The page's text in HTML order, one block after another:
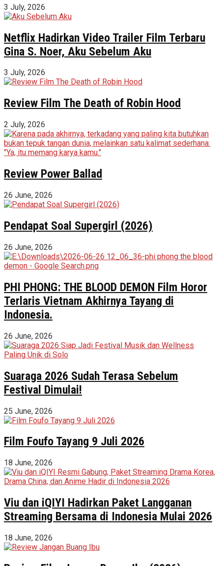
3 July, 2026
Netflix Hadirkan Video Trailer Film Terbaru
Gina S. Noer, Aku Sebelum Aku
3 July, 2026
Review Film The Death of Robin Hood
2 July, 2026
Review Power Ballad
26 June, 2026
Pendapat Soal Supergirl (2026)
26 June, 2026
PHI PHONG: THE BLOOD DEMON Film Horor
Terlaris Vietnam Akhirnya Tayang di
Indonesia.
26 June, 2026
Suaraga 2026 Sudah Terasa Sebelum
Festival Dimulai!
25 June, 2026
Film Foufo Tayang 9 Juli 2026
18 June, 2026
Viu dan iQIYI Hadirkan Paket Langganan
Streaming Bersama di Indonesia Mulai 2026
18 June, 2026